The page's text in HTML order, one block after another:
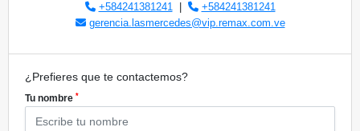
+584241381241|
+584241381241
gerencia.lasmercedes@vip.remax.com.ve
¿Prefieres que te contactemos?
Tu nombre *